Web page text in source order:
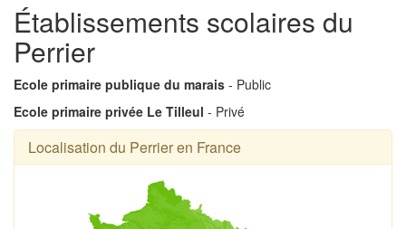
Établissements scolaires du
Perrier
Ecole primaire publique du marais - Public
Ecole primaire privée Le Tilleul - Privé
Localisation du Perrier en France